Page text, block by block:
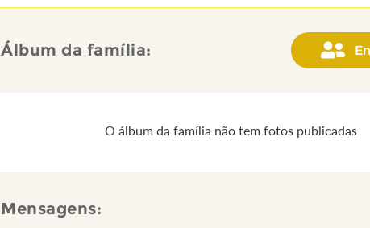
Álbum da família:
O álbum da família não tem fotos publicadas
Mensagens: